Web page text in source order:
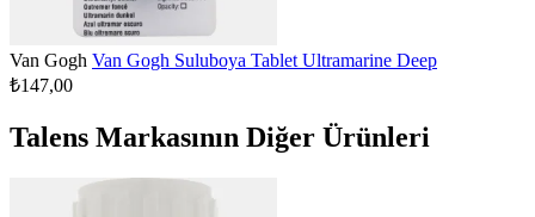
Van Gogh Van Gogh Suluboya Tablet Ultramarine Deep
₺147,00
Talens Markasının Diğer Ürünleri